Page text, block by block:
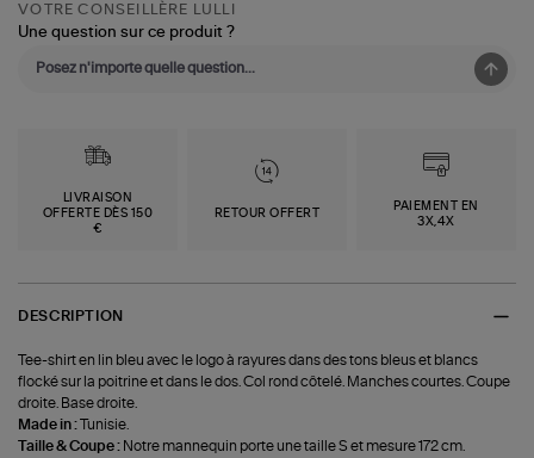
VOTRE CONSEILLÈRE LULLI
Une question sur ce produit ?
LIVRAISON
OFFERTE DÈS 150
€
RETOUR OFFERT
PAIEMENT EN
3X,4X
DESCRIPTION
Tee-shirt en lin bleu avec le logo à rayures dans des tons bleus et blancs
flocké sur la poitrine et dans le dos. Col rond côtelé. Manches courtes. Coupe
droite. Base droite.
Made in :Tunisie.
Taille & Coupe : Notre mannequin porte une taille S et mesure 172 cm.